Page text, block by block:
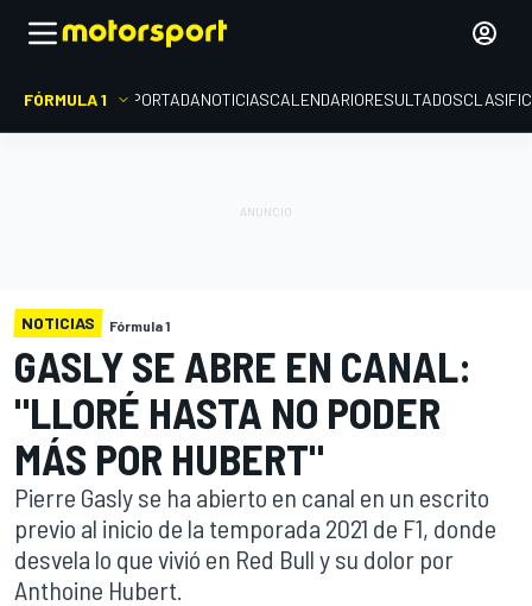
FÓRMULA 1 PORTADANOTICIASCALENDARIORESULTADOS
NOTICIAS Fórmula 1
GASLY SE ABRE EN CANAL:
"LLORÉ HASTA NO PODER
MÁS POR HUBERT"
Pierre Gasly se ha abierto en canal en un escrito
previo al inicio de la temporada 2021 de F1, donde
desvela lo que vivió en Red Bull y su dolor por
Anthoine Hubert.